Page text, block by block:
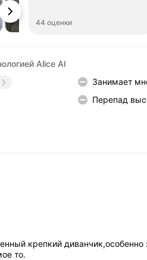
44 оценки
Alice AI
Занимает
Перепад
крепкий
то.